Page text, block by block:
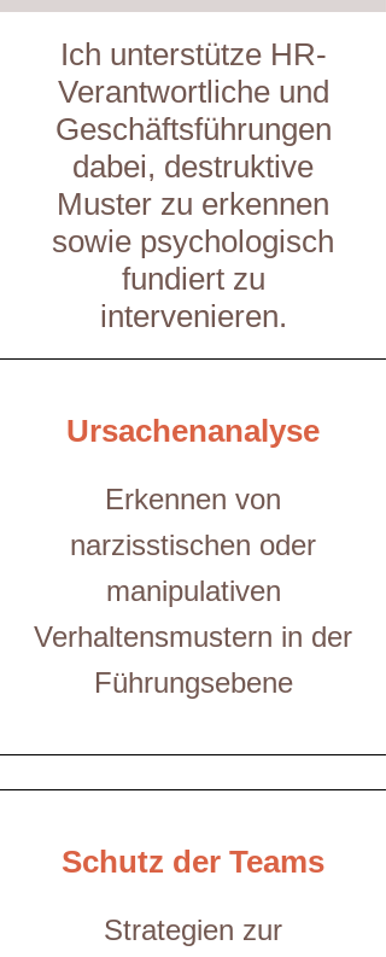
Ich unterstütze HR-
Verantwortliche und
Geschäftsführungen
dabei, destruktive
Muster zu erkennen
sowie psychologisch
fundiert zu
intervenieren.
Ursachenanalyse
Erkennen von
narzisstischen oder
manipulativen
Verhaltensmustern in der
Führungsebene
Schutz der Teams
Strategien zur